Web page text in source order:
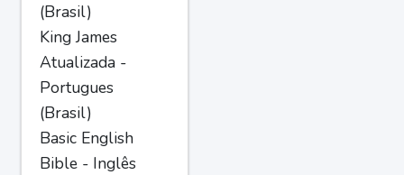
(Brasil)
King James
Atualizada -
Portugues
(Brasil)
Basic English
Bible - Inglês